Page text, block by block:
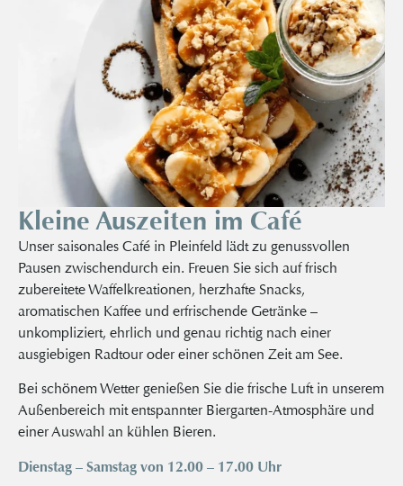
Kleine Auszeiten im Café
Unser saisonales Café in Pleinfeld lädt zu genussvollen
Pausen zwischendurch ein. Freuen Sie sich auf frisch
zubereitete Waffelkreationen, herzhafte Snacks,
aromatischen Kaffee und erfrischende Getränke –
unkompliziert, ehrlich und genau richtig nach einer
ausgiebigen Radtour oder einer schönen Zeit am See.
Bei schönem Wetter genießen Sie die frische Luft in unserem
Außenbereich mit entspannter Biergarten-Atmosphäre und
einer Auswahl an kühlen Bieren.
Dienstag – Samstag von 12.00 – 17.00 Uhr